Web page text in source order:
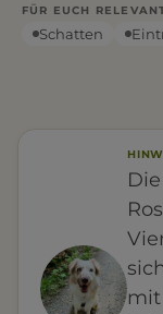
FÜR EUCH
Schatten